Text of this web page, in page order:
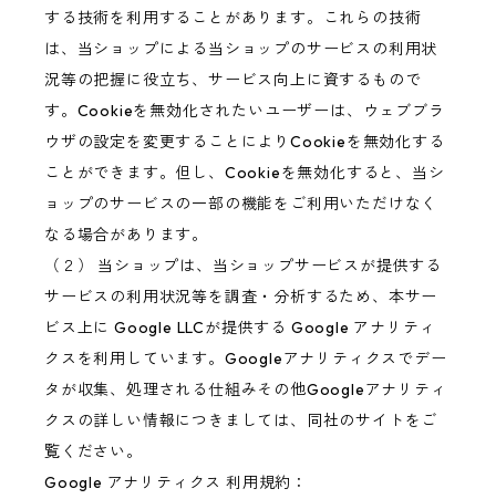
する技術を利用することがあります。これらの技術
は、当ショップによる当ショップのサービスの利用状
況等の把握に役立ち、サービス向上に資するもので
す。Cookieを無効化されたいユーザーは、ウェブブラ
ウザの設定を変更することによりCookieを無効化する
ことができます。但し、Cookieを無効化すると、当シ
ョップのサービスの一部の機能をご利用いただけなく
なる場合があります。
（２） 当ショップは、当ショップサービスが提供する
サービスの利用状況等を調査・分析するため、本サー
ビス上に Google LLCが提供する Google アナリティ
クスを利用しています。Googleアナリティクスでデー
タが収集、処理される仕組みその他Googleアナリティ
クスの詳しい情報につきましては、同社のサイトをご
覧ください。
Google アナリティクス 利用規約：